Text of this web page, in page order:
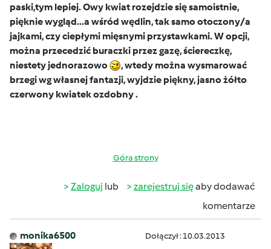
paski,tym lepiej.Owy kwiat rozejdzie się samoistnie,
pięknie wygląd...a wśród wędlin, tak samo otoczony/a
jajkami, czy ciepłymi mięsnymi przystawkami. W opcji,
można przecedzić buraczki przez gazę, ściereczkę,
niestety jednorazowo
, wtedy można wysmarować
brzegi wg własnej fantazji, wyjdzie piękny, jasno żółto
czerwony kwiatek ozdobny .
Góra strony
Zaloguj lub zarejestruj sięaby dodawać
komentarze
monika6500 Dołączył : 10.03.2013